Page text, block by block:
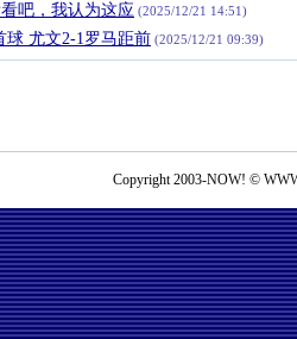
吧，我认为这应 (2025/12/21 14:51)
球 尤文2-1罗马距前 (2025/12/21 09:39)
Copyright 2003-NOW! ©